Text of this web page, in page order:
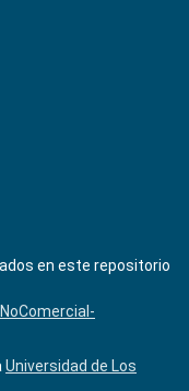
en este repositorio
Universidad de Los